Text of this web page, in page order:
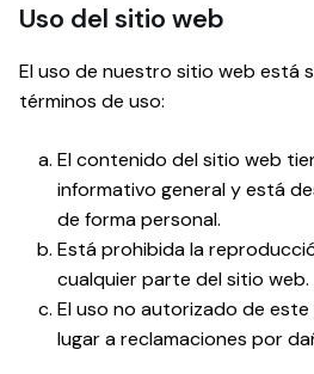
Uso del sitio web
El uso de nuestro sitio web está
términos de uso:
El contenido del sitio web
informativo general y está
de forma personal.
Está prohibida la
cualquier parte del sitio web.
El uso no autorizado de
lugar a reclamaciones por